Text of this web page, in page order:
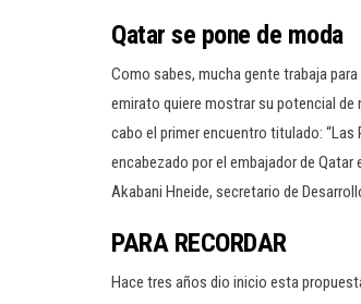
Qatar se pone de moda
Como sabes, mucha gente trabaja
emirato quiere mostrar su potencial de
cabo el primer encuentro titulado: “Las
encabezado por el embajador de
Akabani Hneide, secretario de
PARA RECORDAR
Hace tres años dio inicio esta